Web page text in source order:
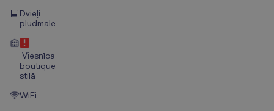
Dvieļi
pludmalē
Viesnīca
boutique
stilā
WiFi